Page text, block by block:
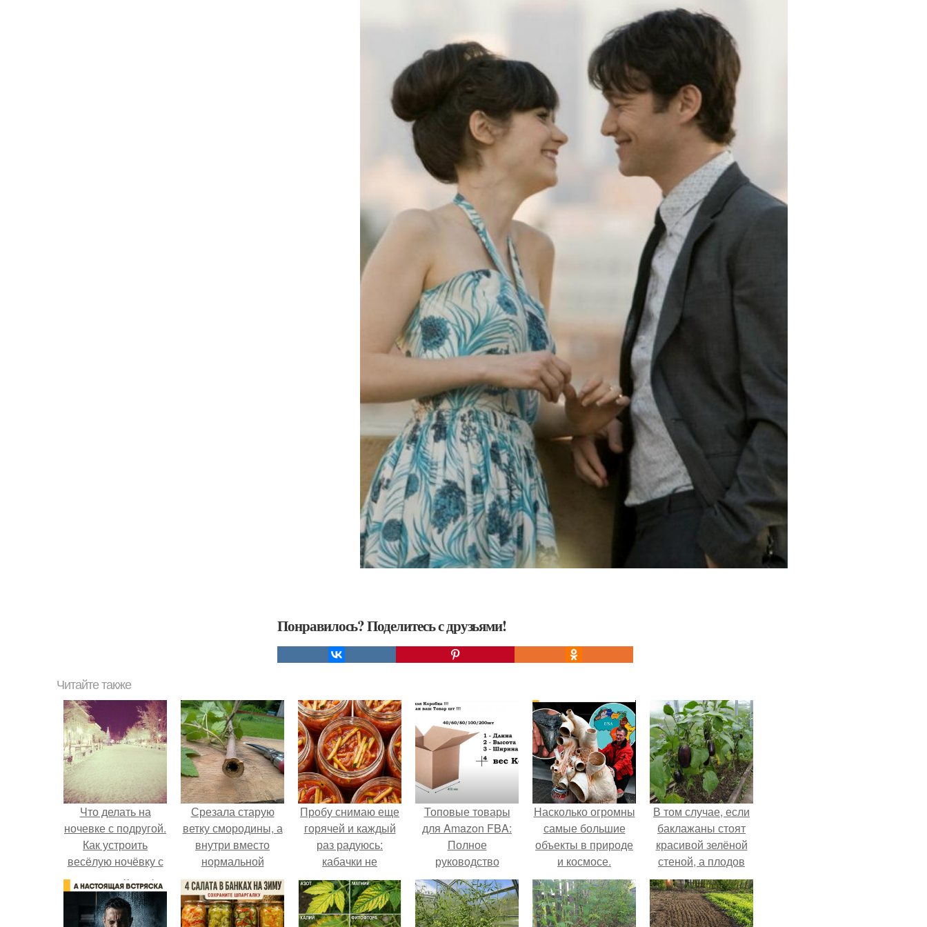
Понравилось? Поделитесь с друзьями!
Читайте также
Что делать на
ночевке с подругой.
Как устроить
весёлую ночёвку с
подружками
Срезала старую
ветку смородины, а
внутри вместо
нормальной
светлой
сердцевины
оказалась чёрная
Пробу снимаю еще
горячей и каждый
раз радуюсь:
кабачки не
развариваются, а
соус получается
густым и
Топовые товары
для Amazon FBA:
Полное
руководство
Насколько огромны
самые большие
объекты в природе
и космосе.
В том случае, если
баклажаны стоят
красивой зелёной
стеной, а плодов
почти не видно -
радоваться тут
нечему.